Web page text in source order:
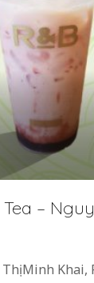
–
Minh Khai,